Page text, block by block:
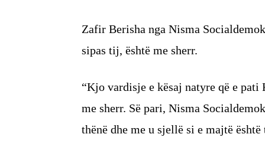
Zafir Berisha nga Nisma
sipas tij, është me sherr.
“Kjo vardisje e kësaj natyre që e
me sherr. Së pari, Nisma
thënë dhe me u sjellë si e majtë është